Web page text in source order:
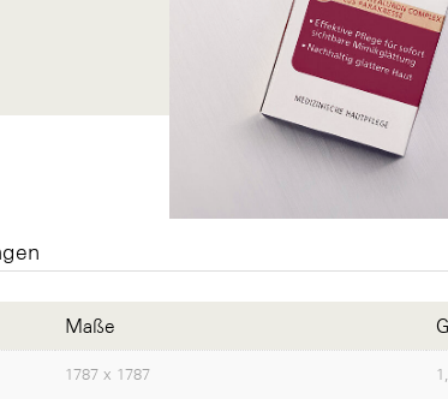
Maße
1787 x 1787